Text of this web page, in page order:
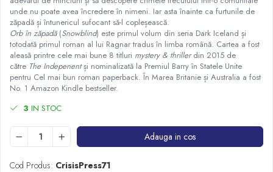
Psihologie
Sociologie
Spiritualitate/Ezoterism
Sport
Stiinte/Educatie
unde nu poate avea încredere în nimeni. Iar asta înainte ca furtunile de
zăpadă și întunericul sufocant să-l copleșească.
Orb în zăpadă(Snowblind) este primul volum din seria Dark Iceland și
totodată primul roman al lui Ragnar tradus în limba română. Cartea a fost
aleasă printre cele mai bune 8 titluri mystery & thrillerdin 2015 de
către The Indepenentși nominalizată la Premiul Barry în Statele Unite
pentru Cel mai bun roman paperback. În Marea Britanie și Australia a fost
No. 1 Amazon Kindle bestseller.
3 IN STOC
Adauga in cos
Cod Produs: CrisisPress71